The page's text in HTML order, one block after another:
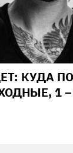
КУДА
1 –